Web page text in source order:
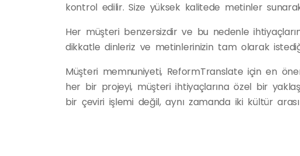
kontrol edilir. Size yüksek kalitede metinler
Her müşteri benzersizdir ve bu nedenle
dikkatle dinleriz ve metinlerinizin tam olarak
Müşteri memnuniyeti, ReformTranslate için en
her bir projeyi, müşteri ihtiyaçlarına özel bir
bir çeviri işlemi değil, aynı zamanda iki kültür